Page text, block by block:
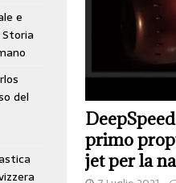
e
Storia
del
primo
jet per la